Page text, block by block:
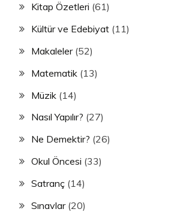
Kitap Özetleri (61)
Kültür ve Edebiyat (11)
Makaleler(52)
Matematik (13)
Müzik (14)
Nasıl Yapılır? (27)
Ne Demektir? (26)
Okul Öncesi (33)
Satranç (14)
Sınavlar(20)